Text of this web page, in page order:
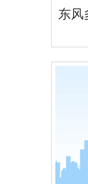
东风